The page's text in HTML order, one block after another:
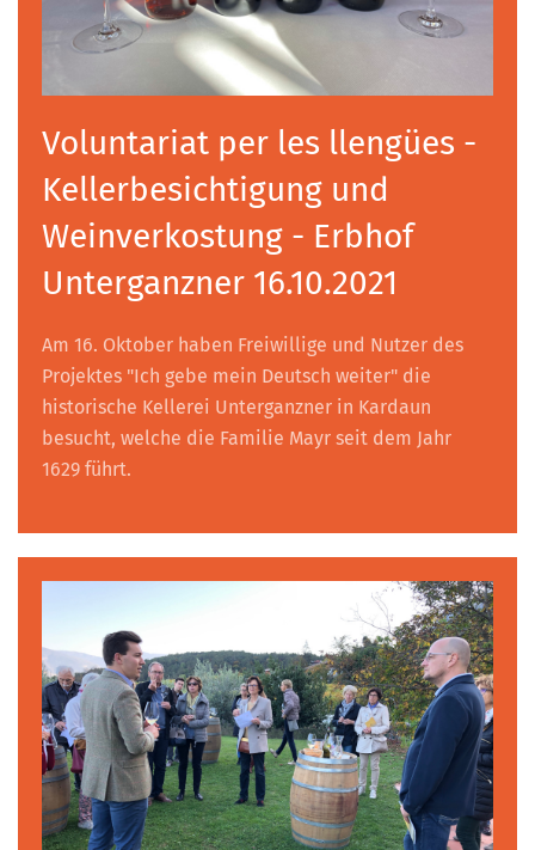
Voluntariat per les llengües -
Kellerbesichtigung und
Weinverkostung - Erbhof
Unterganzner 16.10.2021
Am 16. Oktober haben Freiwillige und Nutzer des
Projektes "Ich gebe mein Deutsch weiter" die
historische Kellerei Unterganzner in Kardaun
besucht, welche die Familie Mayr seit dem Jahr
1629 führt.